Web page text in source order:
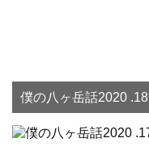
僕の八ヶ岳話2020 .18